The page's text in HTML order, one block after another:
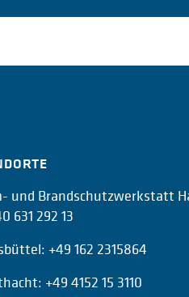
und Brandschutzwerkstatt
631 292 13
+49 162 2315864
+49 4152 15 3110